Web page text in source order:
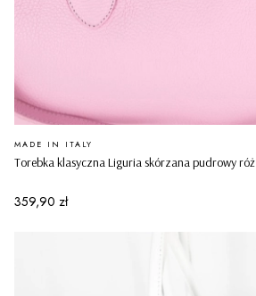
Torebka klasyczna Liguria skórzana pudrowy róż
PRODUCENT
MADE IN ITALY
Cena
359,90 zł